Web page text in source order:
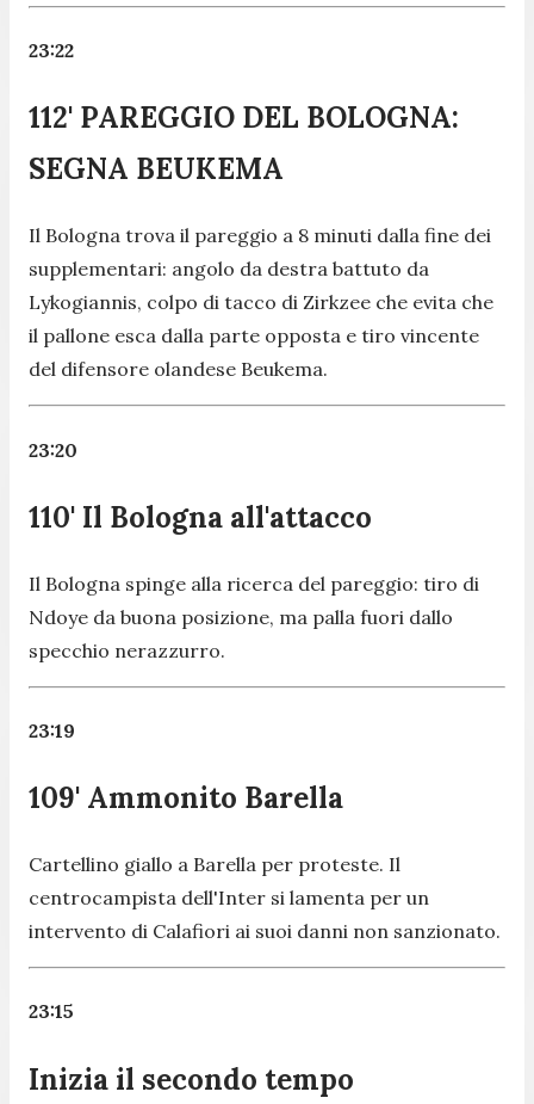
23:22
112' PAREGGIO DEL BOLOGNA:
SEGNA BEUKEMA
Il Bologna trova il pareggio a 8 minuti dalla fine dei
supplementari: angolo da destra battuto da
Lykogiannis, colpo di tacco di Zirkzee che evita che
il pallone esca dalla parte opposta e tiro vincente
del difensore olandese Beukema.
23:20
110' Il Bologna all'attacco
Il Bologna spinge alla ricerca del pareggio: tiro di
Ndoye da buona posizione, ma palla fuori dallo
specchio nerazzurro.
23:19
109' Ammonito Barella
Cartellino giallo a Barella per proteste. Il
centrocampista dell'Inter si lamenta per un
intervento di Calafiori ai suoi danni non sanzionato.
23:15
Inizia il secondo tempo